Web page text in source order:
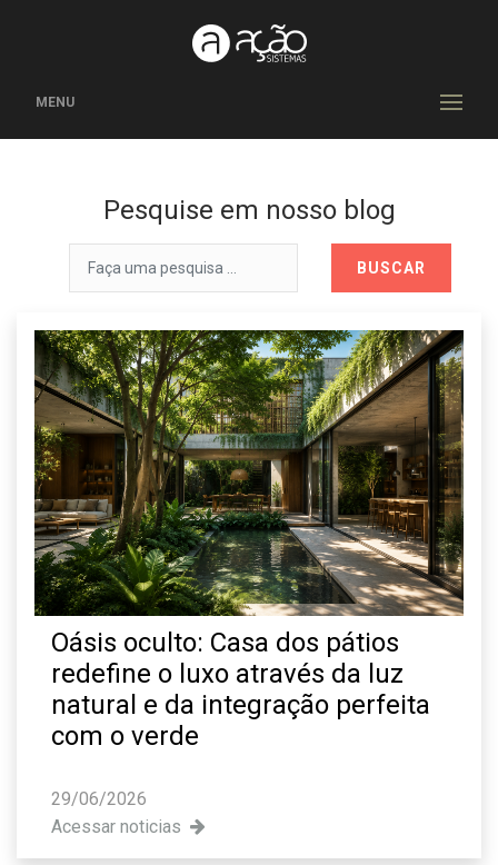
MENU
Pesquise em nosso blog
BUSCAR
Oásis oculto: Casa dos pátios
redefine o luxo através da luz
natural e da integração perfeita
com o verde
29/06/2026
Acessar noticias